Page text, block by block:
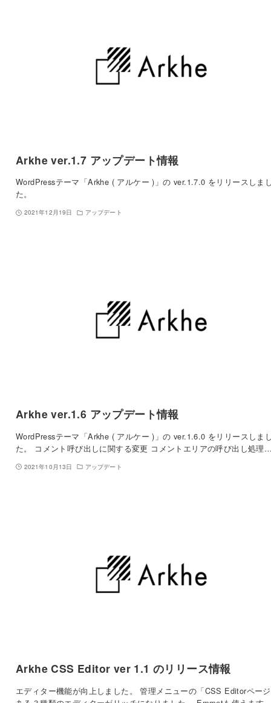
Arkhe ver.1.7 アップデート情報
WordPressテーマ「Arkhe ( アルケー )」の ver.1.7.0 をリリースしま
た。
2021年12月19日 アップデート
Arkhe ver.1.6 アップデート情報
WordPressテーマ「Arkhe ( アルケー )」の ver.1.6.0 をリリースしま
た。 コメント呼び出しに関する変更 コメントエリアの呼び出し処理
2021年10月13日 アップデート
Arkhe CSS Editor ver 1.1 のリリース情報
エディター機能が向上しました。 管理メニューの「CSS Editorペー